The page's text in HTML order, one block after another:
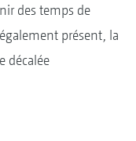
des temps de
présent, la
décalée